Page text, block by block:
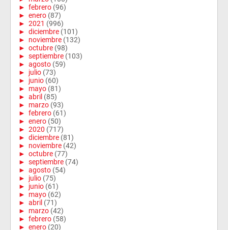
► febrero (96)
► enero (87)
► 2021 (996)
► diciembre (101)
► noviembre (132)
► octubre (98)
► septiembre (103)
► agosto (59)
► julio (73)
► junio (60)
► mayo (81)
► abril (85)
► marzo (93)
► febrero (61)
► enero (50)
► 2020 (717)
► diciembre (81)
► noviembre (42)
► octubre (77)
► septiembre (74)
► agosto (54)
► julio (75)
► junio (61)
► mayo (62)
► abril (71)
► marzo (42)
► febrero (58)
► enero (20)